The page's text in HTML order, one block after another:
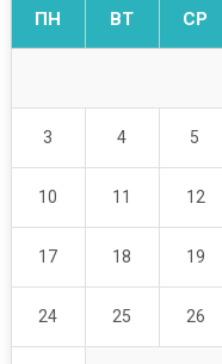
ПН ВТ СР
3 4 5
10 11 12
17 18 19
24 25 26